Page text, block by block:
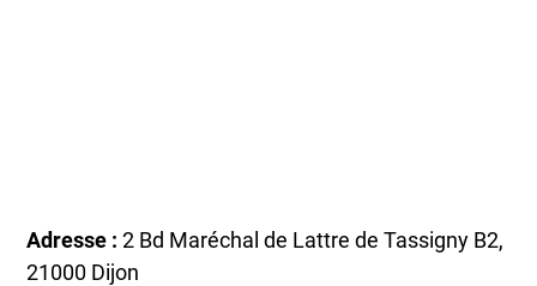
Adresse : 2 Bd Maréchal de Lattre de Tassigny B2,
21000 Dijon